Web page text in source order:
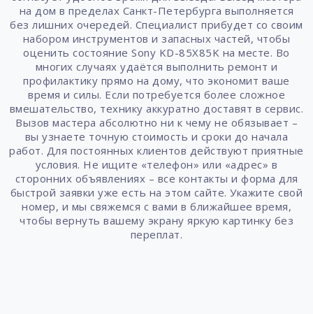
на дом в пределах Санкт-Петербурга выполняется
без лишних очередей. Специалист прибудет со своим
набором инструментов и запасных частей, чтобы
оценить состояние Sony KD-85X85K на месте. Во
многих случаях удаётся выполнить ремонт и
профилактику прямо на дому, что экономит ваше
время и силы. Если потребуется более сложное
вмешательство, технику аккуратно доставят в сервис.
Вызов мастера абсолютно ни к чему не обязывает –
вы узнаете точную стоимость и сроки до начала
работ. Для постоянных клиентов действуют приятные
условия. Не ищите «телефон» или «адрес» в
сторонних объявлениях – все контакты и форма для
быстрой заявки уже есть на этом сайте. Укажите свой
номер, и мы свяжемся с вами в ближайшее время,
чтобы вернуть вашему экрану яркую картинку без
переплат.